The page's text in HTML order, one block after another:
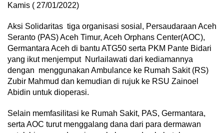
Kamis ( 27/01/2022)
Aksi Solidaritas tiga organisasi sosial, Persaudaraan Aceh
Seranto (PAS) Aceh Timur, Aceh Orphans Center(AOC),
Germantara Aceh di bantu ATG50 serta PKM Pante Bidari
yang ikut menjemput Nurlailawati dari kediamannya
dengan menggunakan Ambulance ke Rumah Sakit (RS)
Zubir Mahmud dan kemudian di rujuk ke RSU Zainoel
Abidin untuk dioperasi.
Selain memfasilitasi ke Rumah Sakit, PAS, Germantara,
serta AOC turut menggalang dana dari para dermawan